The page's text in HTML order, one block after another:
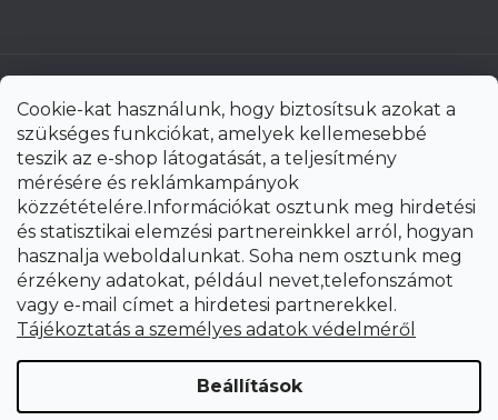
Cookie-kat használunk, hogy biztosítsuk azokat a
szükséges funkciókat, amelyek kellemesebbé
teszik az e-shop látogatását, a teljesítmény
mérésére és reklámkampányok
közzétételére.Információkat osztunk meg hirdetési
és statisztikai elemzési partnereinkkel arról, hogyan
hasznalja weboldalunkat. Soha nem osztunk meg
érzékeny adatokat, például nevet,telefonszámot
vagy e-mail címet a hirdetesi partnerekkel.
Tájékoztatás a személyes adatok védelméről
Beállítások
Shoptet Premium készítette
beállítások szerkesztése